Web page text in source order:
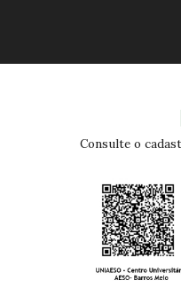
Consulte o